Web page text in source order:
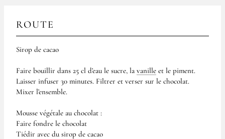
ROUTE
Sirop de cacao
Faire bouillir dans 25 cl d’eau le sucre, la vanille et le piment.
Laisser infuser 30 minutes. Filtrer et verser sur le chocolat.
Mixer l’ensemble.
Mousse végétale au chocolat :
Faire fondre le chocolat
Tiédir avec du sirop de cacao